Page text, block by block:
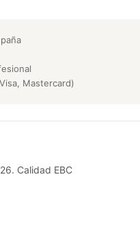
Mastercard)
Calidad EBC